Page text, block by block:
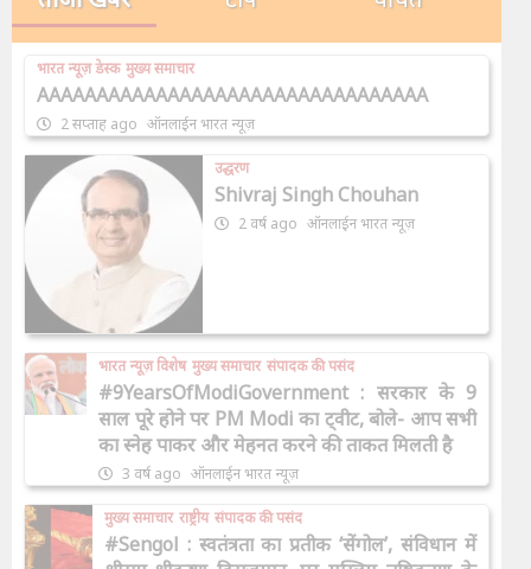
भारत न्यूज़ डेस्क मुख्य समाचार
AAAAAAAAAAAAAAAAAAAAAAAAAAAAAAAAA
2 सप्ताह ago ऑनलाईन भारत न्यूज़
उद्धरण
Shivraj Singh Chouhan
2 वर्ष ago ऑनलाईन भारत न्यूज़
भारत न्यूज़ विशेष मुख्य समाचार संपादक की पसंद
#9YearsOfModiGovernment : सरकार के 9
साल पूरे होने पर PM Modi का ट्वीट, बोले- आप सभी
का स्नेह पाकर और मेहनत करने की ताकत मिलती है
3 वर्ष ago ऑनलाईन भारत न्यूज़
मुख्य समाचार राष्ट्रीय संपादक की पसंद
#Sengol : स्वतंत्रता का प्रतीक ‘सेंगोल’, संविधान में